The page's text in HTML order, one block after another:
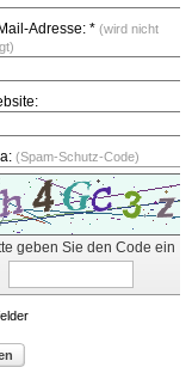
Adresse: * (wird nicht
(Spam-Schutz-Code)
geben Sie den Code ein